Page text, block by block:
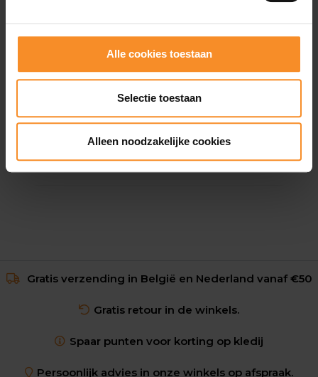
Alle cookies toestaan
Selectie toestaan
Alleen noodzakelijke cookies
V-Trail 2.0 Heren
€ 149.95 € 89.00
Gratis verzending in België en Nederland vanaf €50
Gratis retour in de winkels.
Spaar punten voor korting op kledij
Persoonlijk advies in onze winkels op afspraak.